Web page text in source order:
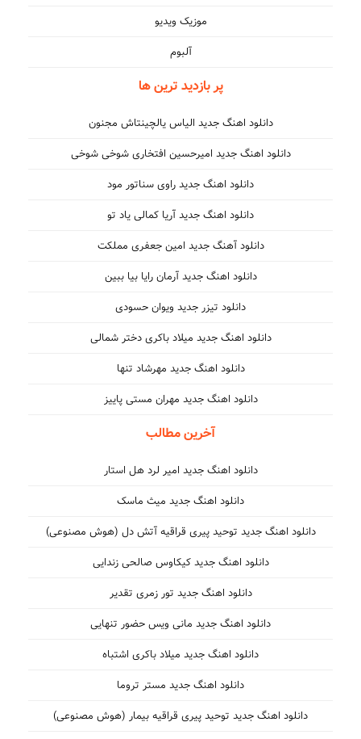
موزیک ویدیو
آلبوم
پر بازدید ترین ها
دانلود اهنگ جدید الیاس یالچینتاش مجنون
دانلود اهنگ جدید امیرحسین افتخاری شوخی شوخی
دانلود اهنگ جدید راوی سناتور مود
دانلود اهنگ جدید آریا کمالی یاد تو
دانلود آهنگ جدید امین جعفری مملکت
دانلود اهنگ جدید آرمان رایا بیا ببین
دانلود تیزر جدید ویوان حسودی
دانلود اهنگ جدید میلاد باکری دختر شمالی
دانلود اهنگ جدید مهرشاد تنها
دانلود اهنگ جدید مهران مستی پاییز
آخرین مطالب
دانلود اهنگ جدید امیر لرد هل استار
دانلود اهنگ جدید میث ماسک
دانلود اهنگ جدید توحید پیری قراقیه آتش دل (هوش مصنوعی)
دانلود اهنگ جدید کیکاوس صالحی زندایی
دانلود اهنگ جدید تور زمری تقدیر
دانلود اهنگ جدید مانی ویس حضور تنهایی
دانلود اهنگ جدید میلاد باکری اشتباه
دانلود اهنگ جدید مستر تروما
دانلود اهنگ جدید توحید پیری قراقیه بیمار (هوش مصنوعی)